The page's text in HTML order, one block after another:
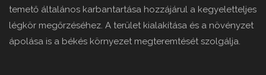
temető általános karbantartása hozzájárul a kegyeletteljes
légkör megőrzéséhez. A terület kialakítása és a növényzet
ápolása is a békés környezet megteremtését szolgálja.